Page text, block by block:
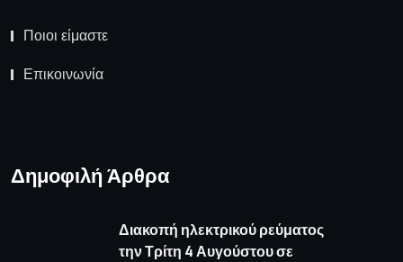
Ποιοι είμαστε
Επικοινωνία
Δημοφιλή Άρθρα
Διακοπή ηλεκτρικού ρεύματος
την Τρίτη 4 Αυγούστου σε